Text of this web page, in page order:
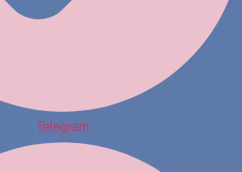
Telegram